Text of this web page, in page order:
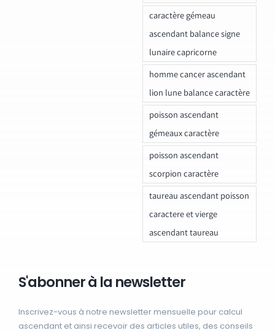
caractère gémeau
ascendant balance signe
lunaire capricorne
homme cancer ascendant
lion lune balance caractère
poisson ascendant
gémeaux caractère
poisson ascendant
scorpion caractère
taureau ascendant poisson
caractere et vierge
ascendant taureau
S'abonner à la newsletter
Inscrivez-vous à notre newsletter mensuelle pour calcul
ascendant et ainsi recevoir des articles utiles, des conseils